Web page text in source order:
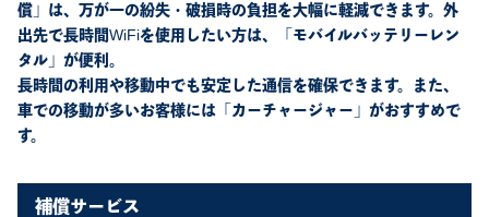
償」は、万が一の紛失・破損時の負担を大幅に軽減できます。外
出先で長時間WiFiを使用したい方は、「モバイルバッテリーレン
タル」が便利。
長時間の利用や移動中でも安定した通信を確保できます。また、
車での移動が多いお客様には「カーチャージャー」がおすすめで
す。
補償サービス